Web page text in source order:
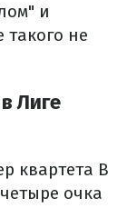
и
не
Лиге
квартета В
очка